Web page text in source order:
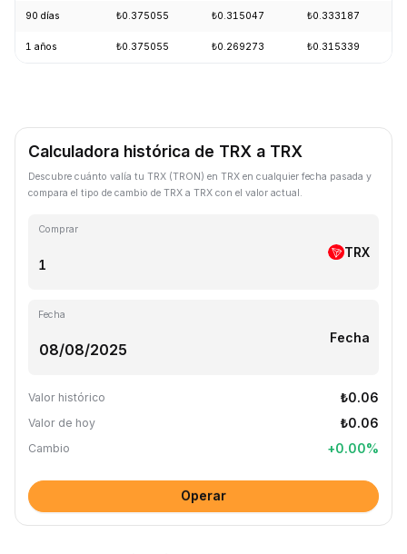
90 días ₺0.375055 ₺0.315047 ₺0.333187
1 años ₺0.375055 ₺0.269273 ₺0.315339
Calculadora histórica de TRX a TRX
Descubre cuánto valía tu TRX (TRON) en TRX en cualquier fecha pasada y
compara el tipo de cambio de TRX a TRX con el valor actual.
Comprar
TRX
Fecha
Fecha
Valor histórico ₺0.06
Valor de hoy ₺0.06
Cambio +0.00%
Operar